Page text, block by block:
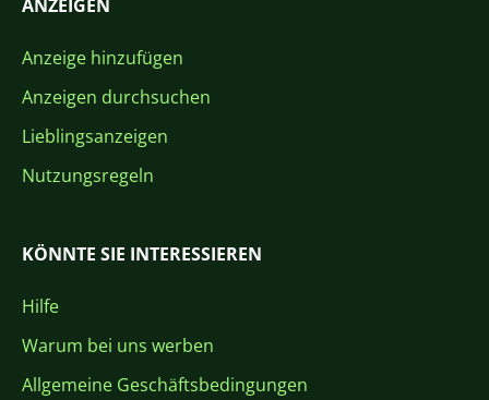
ANZEIGEN
Anzeige hinzufügen
Anzeigen durchsuchen
Lieblingsanzeigen
Nutzungsregeln
KÖNNTE SIE INTERESSIEREN
Hilfe
Warum bei uns werben
Allgemeine Geschäftsbedingungen